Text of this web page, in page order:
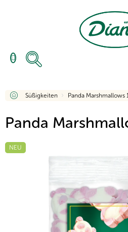
Startseite
Süßigkeiten Panda Marshmallows
Panda
NEU